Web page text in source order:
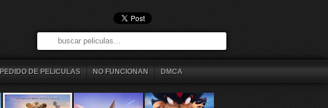
PEDIDO DE PELICULAS NO FUNCIONAN DMCA